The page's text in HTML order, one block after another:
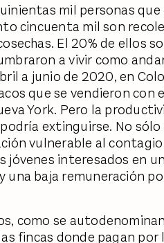
mil personas
cincuenta mil son
El 20% de ellos
a vivir como
a junio de 2020, en
que se vendieron con
York. Pero la
extinguirse. No
vulnerable al
jóvenes interesados en
una baja remuneración
como se
fincas donde pagan